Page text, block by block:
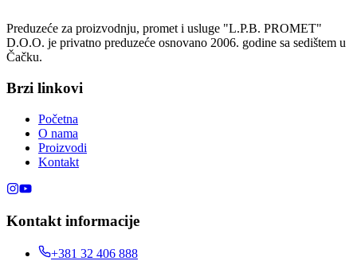
Preduzeće za proizvodnju, promet i usluge "L.P.B. PROMET"
D.O.O. je privatno preduzeće osnovano 2006. godine sa sedištem u
Čačku.
Brzi linkovi
Početna
O nama
Proizvodi
Kontakt
Kontakt informacije
+381 32 406 888